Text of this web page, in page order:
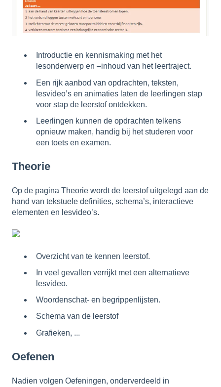
Introductie en kennismaking met het
lesonderwerp en –inhoud van het leertraject.
Een rijk aanbod van opdrachten, teksten,
lesvideo’s en animaties laten de leerlingen stap
voor stap de leerstof ontdekken.
Leerlingen kunnen de opdrachten telkens
opnieuw maken, handig bij het studeren voor
een toets en examen.
​Theorie
Op de pagina Theorie wordt de leerstof uitgelegd aan de
hand van tekstuele definities, schema’s, interactieve
elementen en lesvideo’s.
Overzicht van te kennen leerstof.
In veel gevallen verrijkt met een alternatieve
lesvideo.
Woordenschat- en begrippenlijsten.
Schema van de leerstof
Grafieken, ...
Oefenen
Nadien volgen Oefeningen, onderverdeeld in